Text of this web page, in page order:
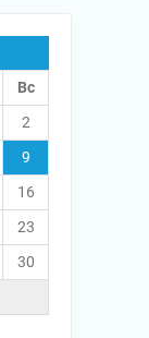
Вс
2
9
16
23
30